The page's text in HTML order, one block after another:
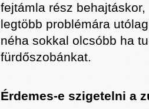
fejtámla rész
legtöbb problémára
néha sokkal olcsóbb ha
fürdőszobánkat.
Érdemes-e szigetelni a